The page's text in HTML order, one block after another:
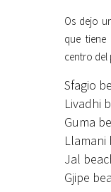
Os dejo
que tiene
centro del
Sfagio
Livadhi
Guma
Llamani
Jal
Gjipe